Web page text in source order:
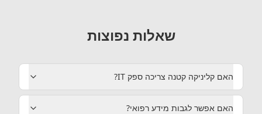
שאלות נפוצות
האם קליניקה קטנה צריכה ספק IT‏?
האם אפשר לגבות מידע רפואי‏?